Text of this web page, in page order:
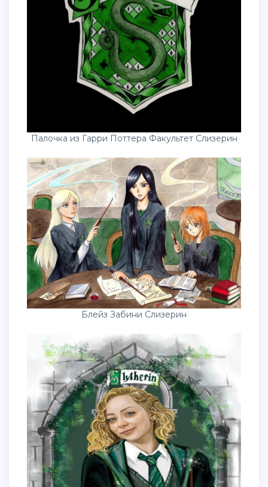
Блейз Забини Слизерин